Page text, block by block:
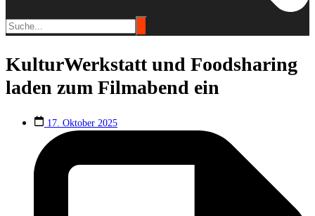
KulturWerkstatt und Foodsharing
laden zum Filmabend ein
17. Oktober 2025